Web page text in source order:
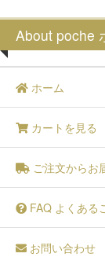
About poche
ホーム
カートを見る
ご注文からお
FAQ よくある
お問い合わせ